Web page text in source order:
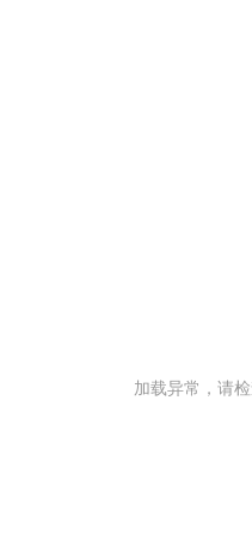
加载异常，请